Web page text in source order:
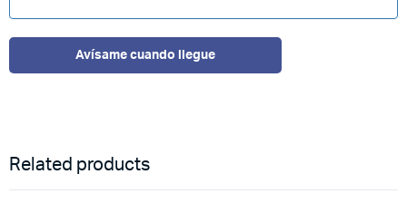
Avísame cuando llegue
Related products